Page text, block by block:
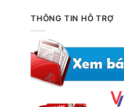
THÔNG TIN HỖ TRỢ